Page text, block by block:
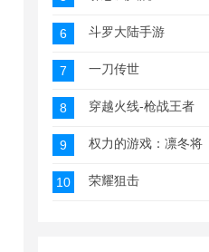
6 斗罗大陆手游
7 一刀传世
8 穿越火线-枪战王者
9 权力的游戏：凛冬将至
10 荣耀狙击